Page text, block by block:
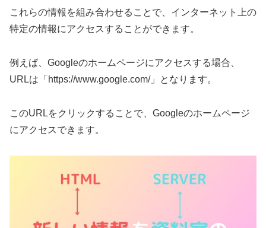
これらの情報を組み合わせることで、インターネット上の
特定の情報にアクセスすることができます。
例えば、Googleのホームページにアクセスする場合、
URLは「https://www.google.com/」となります。
このURLをクリックすることで、Googleのホームページ
にアクセスできます。